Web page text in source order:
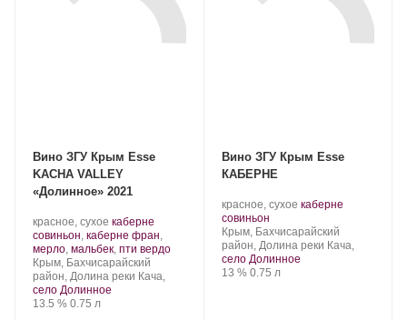
Вино ЗГУ Крым Esse
KACHA VALLEY
«Долинное» 2021
Производитель:
Сатера/ESSE.
красное, сухое .
Сорт
винограда:
каберне
совиньон, каберне фран,
мерло, мальбек, пти вердо.
Регион:
Крым, Бахчисарайский
район, Долина реки Кача,
село Долинное
Крепость
13.5 %. Объем
0.75 л
Вино ЗГУ Крым Esse
КАБЕРНЕ
Производитель:
Сатера/ESSE.
красное, сухое .
винограда:
каберне
совиньон.
Регион:
Крым, Бахчисарайский
район, Долина реки Кача,
село Долинное
Крепость
13 %. Объем
0.75 л